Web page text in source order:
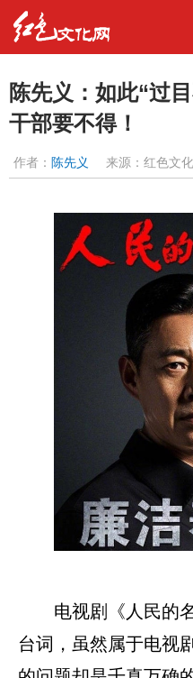
陈先义：如此“过
干部要不得！
作者： 陈先义 来源：红色文
电视剧《人民的
台词，虽然属于电视